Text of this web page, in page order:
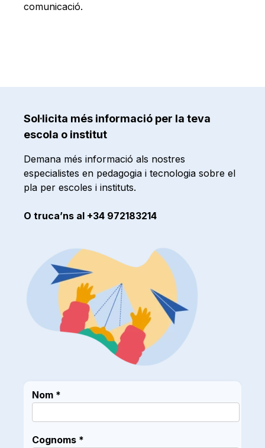
comunicació.
Sol·licita més informació per la teva
escola o institut
Demana més informació als nostres
especialistes en pedagogia i tecnologia sobre el
pla per escoles i instituts.
O truca’ns al +34 972183214